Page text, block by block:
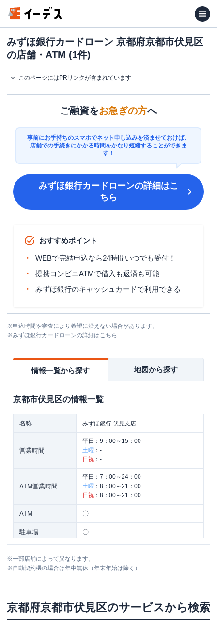
みずほ銀行カードローン 京都府京都市伏見区
の店舗・ATM (1件)
このページにはPRリンクが含まれています
ご融資をお急ぎの方へ
事前にお手持ちのスマホでネット申し込みを済ませておけば、
店舗での手続きにかかる時間をかなり短縮することができま
す！
みずほ銀行カードローンの詳細はこ
ちら
おすすめポイント
WEBで完結申込なら24時間いつでも受付！
提携コンビニATMで借入も返済も可能
みずほ銀行のキャッシュカードで利用できる
※申込時間や審査により希望に沿えない場合があります。
※みずほ銀行カードローンの詳細はこちら
情報一覧から探す 地図から探す
京都市伏見区の情報一覧
名称 みずほ銀行 伏見支店
営業時間
平日： 9：00～15：00
土曜 ： -
日祝 ： -
ATM営業時間
平日： 7：00～24：00
土曜 ： 8：00～21：00
日祝 ： 8：00～21：00
ATM 〇
駐車場 〇
※一部店舗によって異なります。
※自動契約機の場合は年中無休（年末年始は除く）
京都府京都市伏見区のサービスから検索